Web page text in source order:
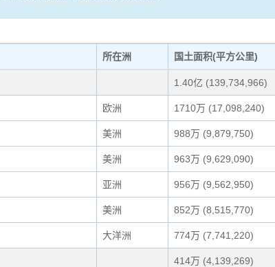
所在洲 国土面积(平方公里)
1.40亿 (139,734,966)
欧洲 1710万 (17,098,240)
美洲 988万 (9,879,750)
美洲 963万 (9,629,090)
亚洲 956万 (9,562,950)
美洲 852万 (8,515,770)
大洋洲 774万 (7,741,220)
414万 (4,139,269)